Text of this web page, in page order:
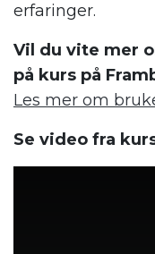
erfaringer.
Vil du vite mer
på kurs på
Les mer om
Se video fra